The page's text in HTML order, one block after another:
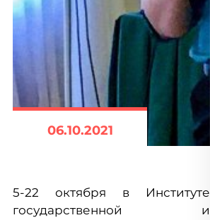
06.10.2021
5-22 октября в Институте
государственной и